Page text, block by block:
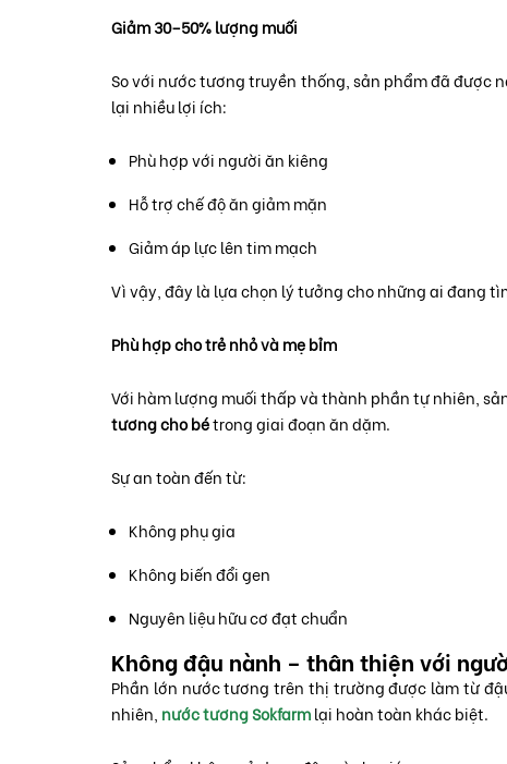
Giảm 30–50% lượng muối
So với nước tương truyền thống, sản phẩm đã được
lại nhiều lợi ích:
Phù hợp với người ăn kiêng
Hỗ trợ chế độ ăn giảm mặn
Giảm áp lực lên tim mạch
Vì vậy, đây là lựa chọn lý tưởng cho những ai đang
Phù hợp cho trẻ nhỏ và mẹ bỉm
Với hàm lượng muối thấp và thành phần tự nhiên,
tương cho bétrong giai đoạn ăn dặm.
Sự an toàn đến từ:
Không phụ gia
Không biến đổi gen
Nguyên liệu hữu cơ đạt chuẩn
Không đậu nành – thân thiện với
Phần lớn nước tương trên thị trường được làm từ
nhiên, nước tương Sokfarmlại hoàn toàn khác biệt.